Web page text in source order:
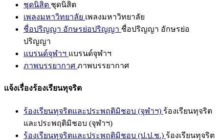
ชุดนิสิต ชุดนิสิต
เพลงมหาวิทยาลัย เพลงมหาวิทยาลัย
ชื่อปริญญา อักษรย่อปริญญา ชื่อปริญญา อักษรย่อ
ปริญญา
แบรนด์จุฬาฯ แบรนด์จุฬาฯ
ภาพบรรยากาศ ภาพบรรยากาศ
แจ้งเรื่องร้องเรียนทุจริต
ร้องเรียนทุจริตและประพฤติมิชอบ (จุฬาฯ) ร้องเรียนทุจริต
และประพฤติมิชอบ (จุฬาฯ)
ร้องเรียนทุจริตและประพฤติมิชอบ (ป.ป.ช.) ร้องเรียนทุจริต